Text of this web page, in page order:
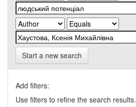
Start a new search
Add filters:
Use filters to refine the search results.